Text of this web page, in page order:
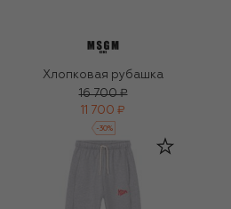
Хлопковая рубашка
16 700 ₽
11 700 ₽
-30%